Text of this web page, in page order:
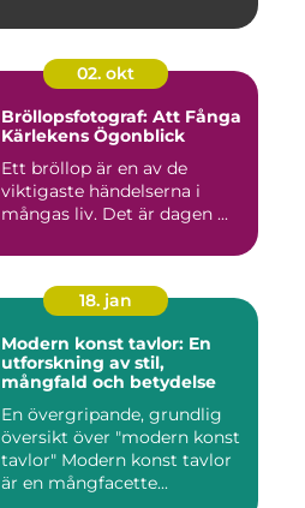
02. okt
Bröllopsfotograf: Att Fånga
Kärlekens Ögonblick
Ett bröllop är en av de
viktigaste händelserna i
mångas liv. Det är dagen ...
18. jan
Modern konst tavlor: En
utforskning av stil,
mångfald och betydelse
En övergripande, grundlig
översikt över "modern konst
tavlor" Modern konst tavlor
är en mångfacette...